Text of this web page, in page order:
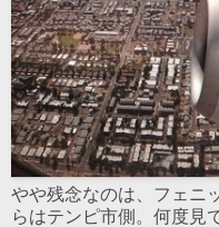
やや残念なのは、フェニ
らはテンピ市側。何度見